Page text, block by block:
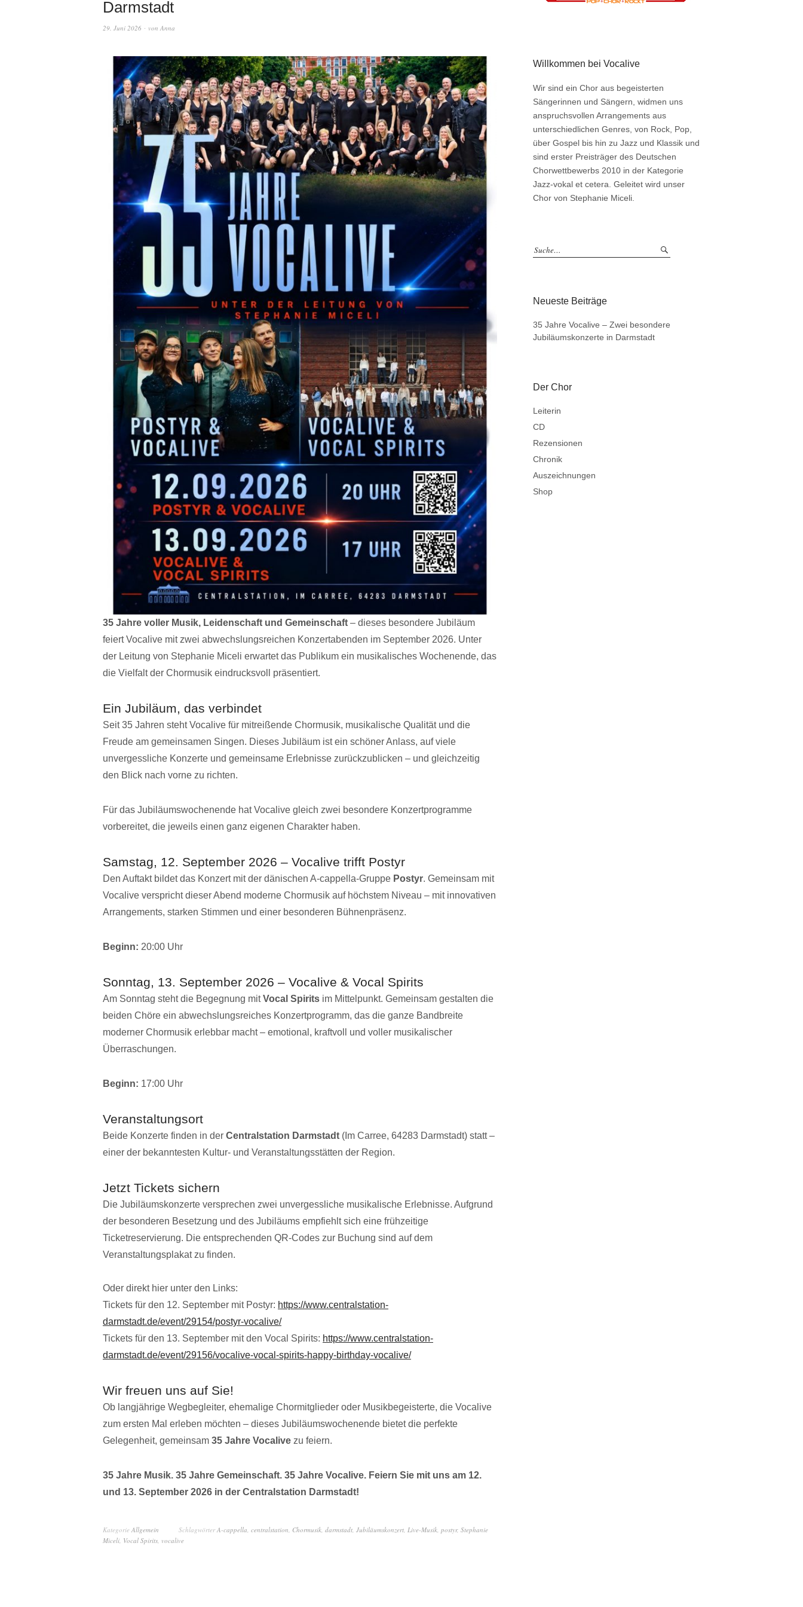
Darmstadt
29. Juni 2026 von Anna
35 Jahre voller Musik, Leidenschaft und Gemeinschaft – dieses besondere Jubiläum
feiert Vocalive mit zwei abwechslungsreichen Konzertabenden im September 2026. Unter
der Leitung von Stephanie Miceli erwartet das Publikum ein musikalisches Wochenende, das
die Vielfalt der Chormusik eindrucksvoll präsentiert.
Ein Jubiläum, das verbindet
Seit 35 Jahren steht Vocalive für mitreißende Chormusik, musikalische Qualität und die
Freude am gemeinsamen Singen. Dieses Jubiläum ist ein schöner Anlass, auf viele
unvergessliche Konzerte und gemeinsame Erlebnisse zurückzublicken – und gleichzeitig
den Blick nach vorne zu richten.
Für das Jubiläumswochenende hat Vocalive gleich zwei besondere Konzertprogramme
vorbereitet, die jeweils einen ganz eigenen Charakter haben.
Samstag, 12. September 2026 – Vocalive trifft Postyr
Den Auftakt bildet das Konzert mit der dänischen A-cappella-Gruppe Postyr. Gemeinsam mit
Vocalive verspricht dieser Abend moderne Chormusik auf höchstem Niveau – mit innovativen
Arrangements, starken Stimmen und einer besonderen Bühnenpräsenz.
Beginn: 20:00 Uhr
Sonntag, 13. September 2026 – Vocalive & Vocal Spirits
Am Sonntag steht die Begegnung mitVocal Spirits im Mittelpunkt. Gemeinsam gestalten die
beiden Chöre ein abwechslungsreiches Konzertprogramm, das die ganze Bandbreite
moderner Chormusik erlebbar macht – emotional, kraftvoll und voller musikalischer
Überraschungen.
Beginn: 17:00 Uhr
Veranstaltungsort
Beide Konzerte finden in der Centralstation Darmstadt (Im Carree, 64283 Darmstadt) statt –
einer der bekanntesten Kultur- und Veranstaltungsstätten der Region.
Jetzt Tickets sichern
Die Jubiläumskonzerte versprechen zwei unvergessliche musikalische Erlebnisse. Aufgrund
der besonderen Besetzung und des Jubiläums empfiehlt sich eine frühzeitige
Ticketreservierung. Die entsprechenden QR-Codes zur Buchung sind auf dem
Veranstaltungsplakat zu finden.
Oder direkt hier unter den Links:
Tickets für den 12. September mit Postyr: https://www.centralstation-
darmstadt.de/event/29154/postyr-vocalive/
Tickets für den 13. September mit den Vocal Spirits: https://www.centralstation-
darmstadt.de/event/29156/vocalive-vocal-spirits-happy-birthday-vocalive/
Wir freuen uns auf Sie!
Ob langjährige Wegbegleiter, ehemalige Chormitglieder oder Musikbegeisterte, die Vocalive
zum ersten Mal erleben möchten – dieses Jubiläumswochenende bietet die perfekte
Gelegenheit, gemeinsam 35 Jahre Vocalive zu feiern.
35 Jahre Musik. 35 Jahre Gemeinschaft. 35 Jahre Vocalive. Feiern Sie mit uns am 12.
und 13. September 2026 in der Centralstation Darmstadt!
Kategorie Allgemein SchlagwörterA-cappella centralstation Chormusik darmstadt Jubiläumskonzert Live-Musik postyr, Stephanie
Miceli Vocal Spirits vocalive
Willkommen bei Vocalive
Wir sind ein Chor aus begeisterten
Sängerinnen und Sängern, widmen uns
anspruchsvollen Arrangements aus
unterschiedlichen Genres, von Rock, Pop,
über Gospel bis hin zu Jazz und Klassik und
sind erster Preisträger des Deutschen
Chorwettbewerbs 2010 in der Kategorie
Jazz-vokal et cetera. Geleitet wird unser
Chor von Stephanie Miceli.
Neueste Beiträge
35 Jahre Vocalive – Zwei besondere
Jubiläumskonzerte in Darmstadt
Der Chor
Leiterin
CD
Rezensionen
Chronik
Auszeichnungen
Shop